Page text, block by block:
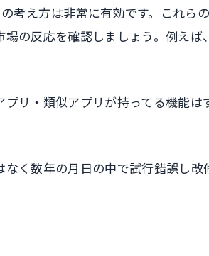
え方は非常に有効です。これら
の反応を確認しましょう。例えば
リ・類似アプリが持ってる機能は
く数年の月日の中で試行錯誤し改